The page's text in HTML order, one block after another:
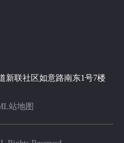
新联社区如意路南东1号7楼
站地图